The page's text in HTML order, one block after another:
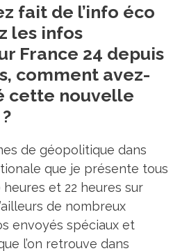
fait de l’info éco
les infos
France 24 depuis
comment avez-
cette nouvelle
de géopolitique dans
que je présente tous
et 22 heures sur
de nombreux
envoyés spéciaux et
l’on retrouve dans